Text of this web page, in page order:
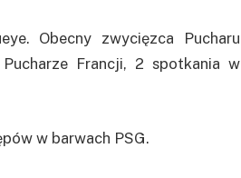
Obecny zwycięzca Pucharu
Francji, 2 spotkania w
w barwach PSG.